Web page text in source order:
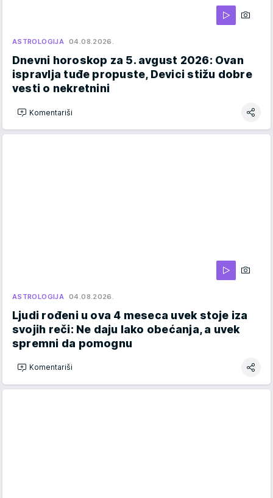
ASTROLOGIJA 04.08.2026.
Dnevni horoskop za 5. avgust 2026: Ovan
ispravlja tuđe propuste, Devici stižu dobre
vesti o nekretnini
Komentariši
ASTROLOGIJA 04.08.2026.
Ljudi rođeni u ova 4 meseca uvek stoje iza
svojih reči: Ne daju lako obećanja, a uvek
spremni da pomognu
Komentariši